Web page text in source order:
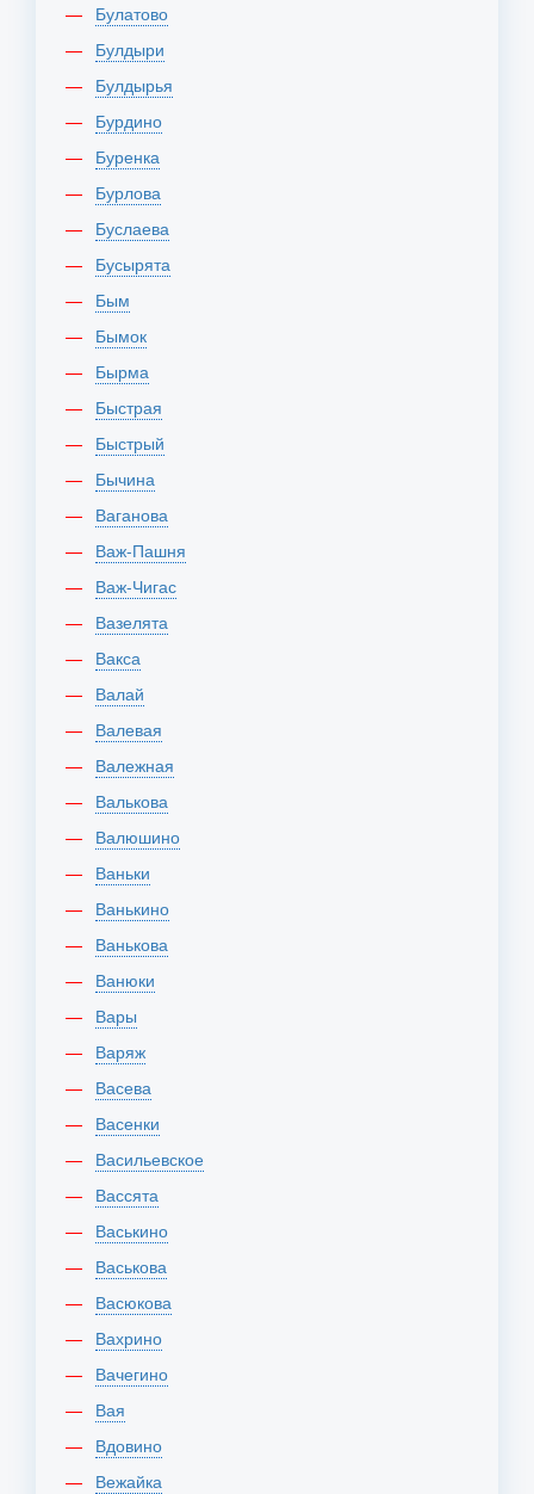
Булатово
Булдыри
Булдырья
Бурдино
Буренка
Бурлова
Буслаева
Бусырята
Бым
Бымок
Бырма
Быстрая
Быстрый
Бычина
Ваганова
Важ-Пашня
Важ-Чигас
Вазелята
Вакса
Валай
Валевая
Валежная
Валькова
Валюшино
Ваньки
Ванькино
Ванькова
Ванюки
Вары
Варяж
Васева
Васенки
Васильевское
Вассята
Васькино
Васькова
Васюкова
Вахрино
Вачегино
Вая
Вдовино
Вежайка